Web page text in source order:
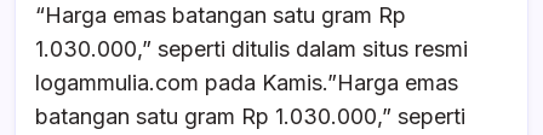
o
k
p
“Harga emas batangan satu gram Rp
1.030.000,” seperti ditulis dalam situs resmi
logammulia.com pada Kamis.”Harga emas
batangan satu gram Rp 1.030.000,” seperti